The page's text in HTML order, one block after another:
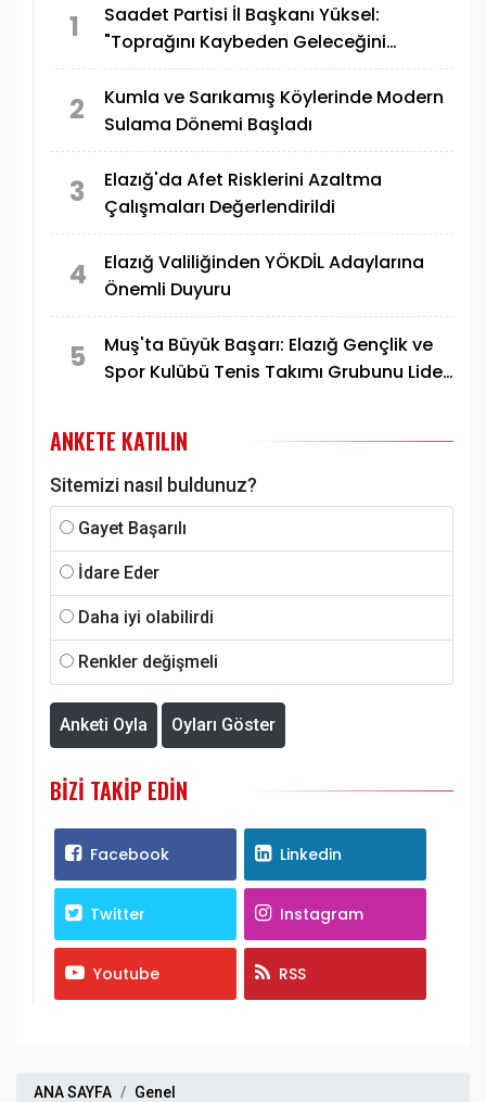
1
Saadet Partisi İl Başkanı Yüksel:
"Toprağını Kaybeden Geleceğini
2
Kumla ve Sarıkamış Köylerinde Modern
Sulama Dönemi Başladı
3
Elazığ'da Afet Risklerini Azaltma
Çalışmaları Değerlendirildi
4
Elazığ Valiliğinden YÖKDİL Adaylarına
Önemli Duyuru
5
Muş'ta Büyük Başarı: Elazığ Gençlik ve
Spor Kulübü Tenis Takımı Grubunu Lider
ANKETE KATILIN
Sitemizi nasıl buldunuz?
Gayet Başarılı
İdare Eder
Daha iyi olabilirdi
Renkler değişmeli
Anketi Oyla Oyları Göster
BIZI TAKIP EDIN
Facebook Linkedin
Twitter Instagram
Youtube RSS
ANA SAYFA
Genel